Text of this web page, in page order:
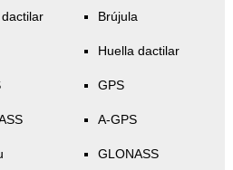
Brújula
Huella dactilar
GPS
A-GPS
GLONASS